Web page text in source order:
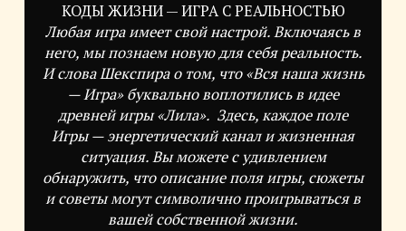
КОДЫ ЖИЗНИ — ИГРА С РЕАЛЬНОСТЬЮ
Любая игра имеет свой настрой. Включаясь в
него, мы познаем новую для себя реальность.
И слова Шекспира о том, что «Вся наша жизнь
— Игра» буквально воплотились в идее
древней игры «Лила». Здесь, каждое поле
Игры — энергетический канал и жизненная
ситуация. Вы можете с удивлением
обнаружить, что описание поля игры, сюжеты
и советы могут символично проигрываться в
вашей собственной жизни.